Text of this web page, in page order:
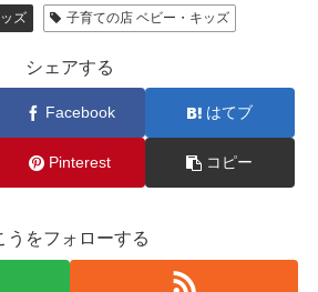
ズ 子育ての店 ベビー・キッズ
シェアする
Facebook はてブ
Pinterest コピー
うをフォローする